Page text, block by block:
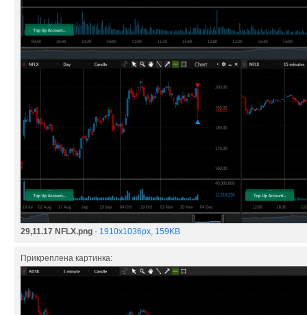
29,11.17 NFLX.png · 1910x1036px, 159KB
Прикреплена картинка: